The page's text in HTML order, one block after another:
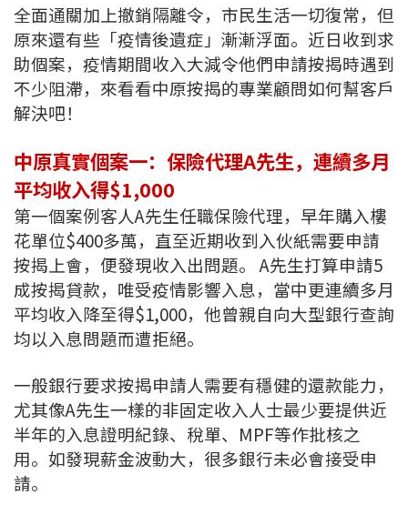
新聞/研究
公司動態
按市新聞
統計數據庫
按揭快趣智識
按揭智庫
樓按專欄
按揭百科
實時銀行資訊
裝修·保險優惠
免費裝修轉介服務
全面通關加上撤銷隔離令，市民生活一切復常，但
原來還有些「疫情後遺症」漸漸浮面。近日收到求
助個案，疫情期間收入大減令他們申請按揭時遇到
不少阻滯，來看看中原按揭的專業顧問如何幫客戶
解決吧！
中原真實個案一：保險代理A先生，連續多月
平均收入得$1,000
第一個案例客人A先生任職保險代理，早年購入樓
花單位$400多萬，直至近期收到入伙紙需要申請
按揭上會，便發現收入出問題。 A先生打算申請5
成按揭貸款，唯受疫情影響入息，當中更連續多月
平均收入降至得$1,000，他曾親自向大型銀行查詢
均以入息問題而遭拒絕。
一般銀行要求按揭申請人需要有穩健的還款能力，
尤其像A先生一樣的非固定收入人士最少要提供近
半年的入息證明紀錄、稅單、MPF等作批核之
用。如發現薪金波動大，很多銀行未必會接受申
請。